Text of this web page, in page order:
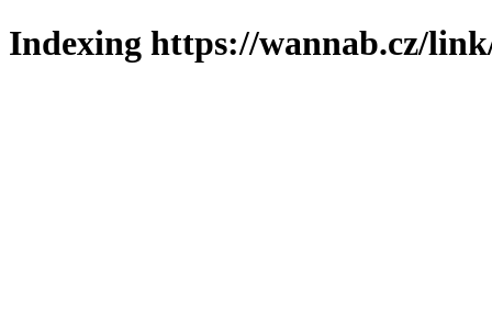
Indexing https://wannab.cz/